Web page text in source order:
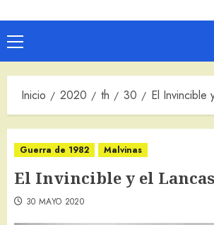
Menú
principal
Inicio 2020 th 30 El Invincible
Guerra de 1982 Malvinas
El Invincible y el
30 MAYO 2020